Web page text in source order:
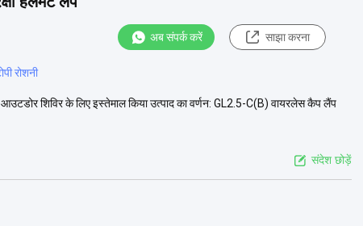
अब संपर्क करें साझा करना
रोशनी
शिविर के लिए इस्तेमाल किया उत्पाद का वर्णन: GL2.5-C(B) वायरलेस कैप लैंप
संदेश छोड़ें